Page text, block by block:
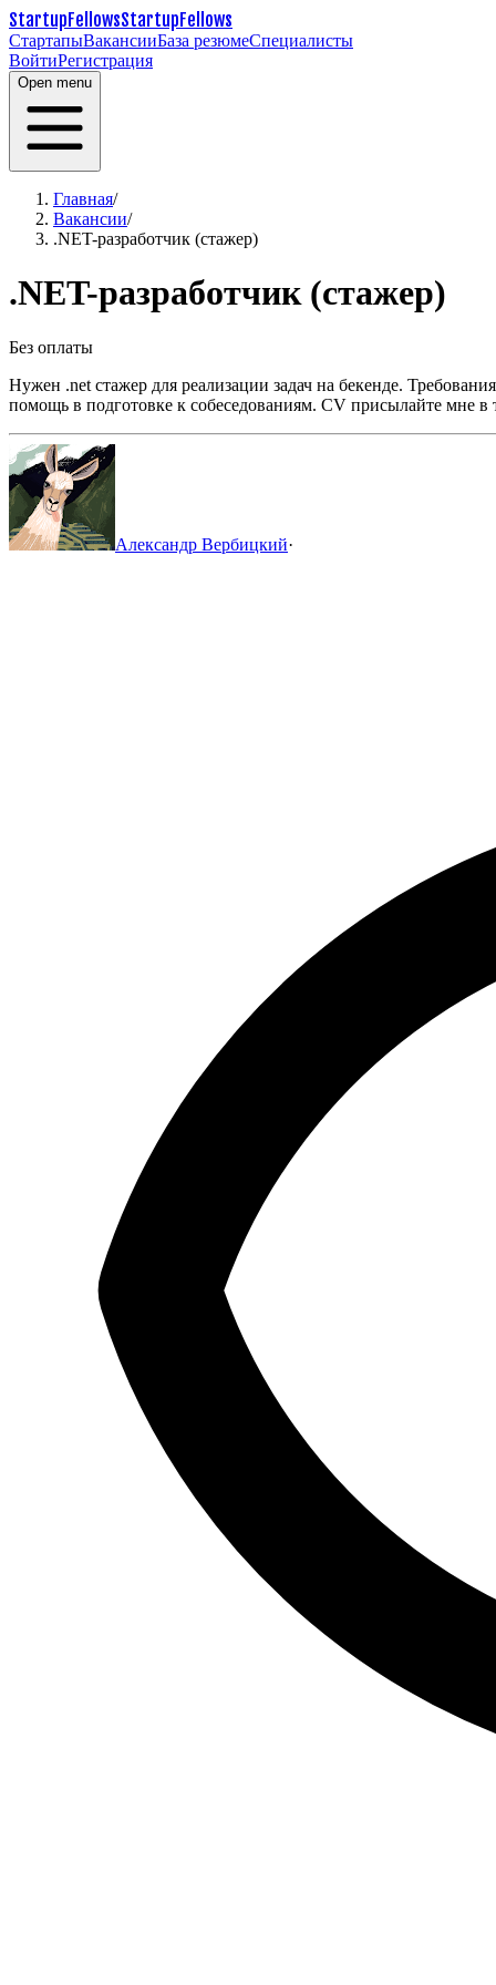
StartupFellowsStartupFellows
СтартапыВакансииБаза резюмеСпециалисты
ВойтиРегистрация
Open menu
Главная/
Вакансии/
.NET-разработчик (стажер)
.NET-разработчик (стажер)
Без оплаты
Нужен .net стажер для реализации задач на бекенде.
помощь в подготовке к собеседованиям. CV присылайте мне в
Александр Вербицкий·